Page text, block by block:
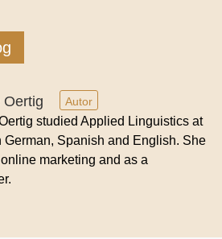
Oertig Autor
studied Applied Linguistics at
German, Spanish and English. She
marketing and as a